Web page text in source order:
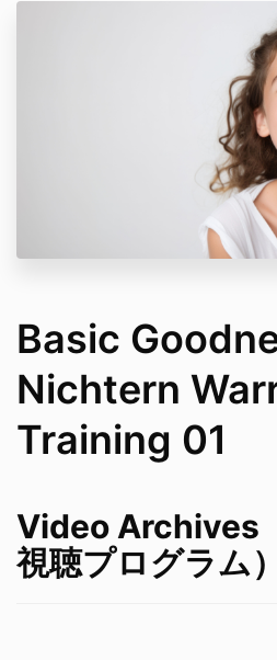
Basic
Nichtern
Training 01
Video Archives
視聴プログラム）